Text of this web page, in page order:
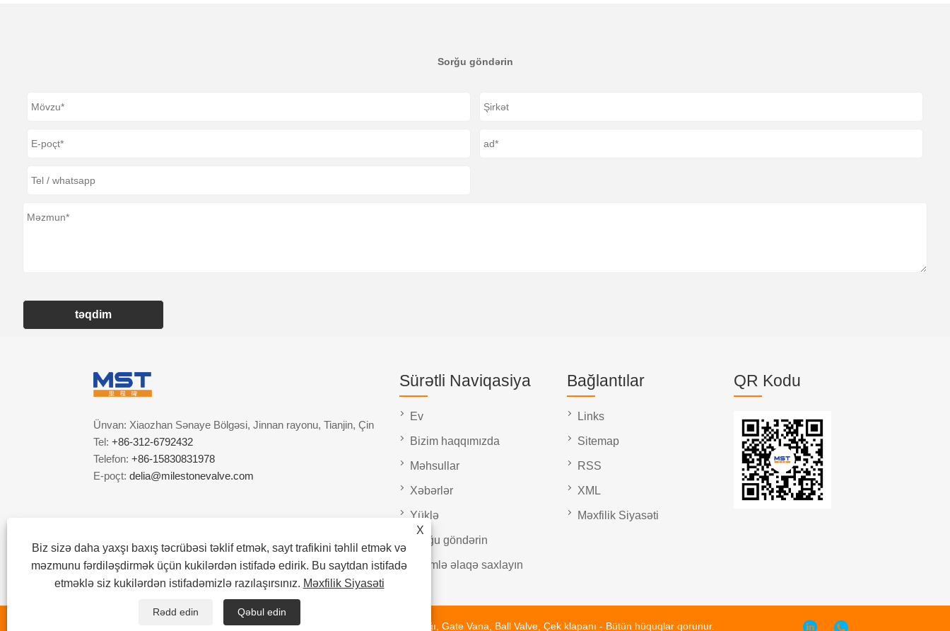
Sorğu göndərin
təqdim
X
Biz sizə daha yaxşı baxış təcrübəsi təklif etmək, sayt trafikini təhlil etmək və
məzmunu fərdiləşdirmək üçün kukilərdən istifadə edirik. Bu saytdan istifadə
etməklə siz kukilərdən istifadəmizlə razılaşırsınız. Məxfilik Siyasəti
Rədd edin Qəbul edin
Ünvan: Xiaozhan Sənaye Bölgəsi, Jinnan rayonu, Tianjin, Çin
Tel: +86-312-6792432
Telefon: +86-15830831978
E-poçt: delia@milestonevalve.com
Sürətli Naviqasiya
Ev
Bizim haqqımızda
Məhsullar
Xəbərlər
Yüklə
Sorğu göndərin
Bizimlə əlaqə saxlayın
Bağlantılar
Links
Sitemap
RSS
XML
Məxfilik Siyasəti
QR Kodu
Müəllif hüquqları © 2022 Tianjin Milestone Valve Company - Kəpənək qapağı, Gate Vana, Ball Valve, Çek klapanı - Bütün hüquqlar qorunur.